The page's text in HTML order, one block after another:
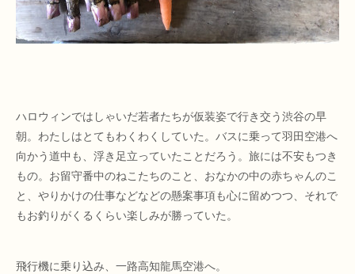
ハロウィンではしゃいだ若者たちが仮装姿で行き交う渋谷の早
朝。わたしはとてもわくわくしていた。バスに乗って羽田空港へ
向かう道中も、浮き足立っていたことだろう。旅には不安もつき
もの。お留守番中のねこたちのこと、おなかの中の赤ちゃんのこ
と、やりかけの仕事などなどの懸案事項も心に留めつつ、それで
もお釣りがくるくらい楽しみが勝っていた。
飛行機に乗り込み、一路高知龍馬空港へ。